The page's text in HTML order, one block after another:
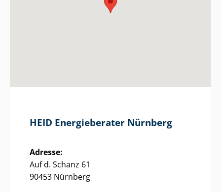
HEID Energieberater Nürnberg
Adresse:
Auf d. Schanz 61
90453 Nürnberg